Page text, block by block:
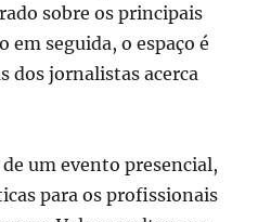
sobre os principais
em seguida, o espaço é
dos jornalistas acerca
um evento presencial,
para os profissionais